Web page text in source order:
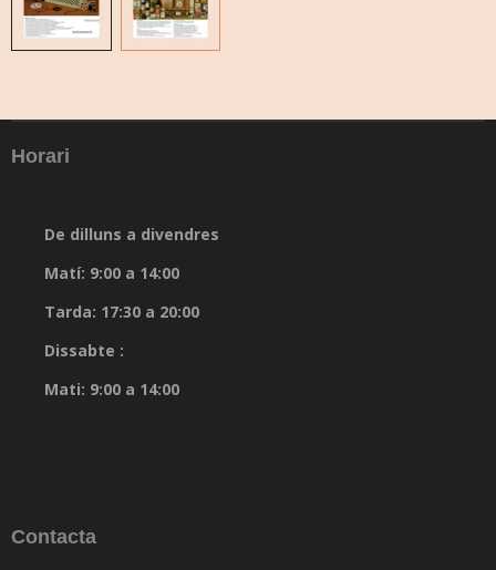
Horari
De dilluns a divendres
Matí: 9:00 a 14:00
Tarda: 17:30 a 20:00
Dissabte :
Mati: 9:00 a 14:00
Contacta